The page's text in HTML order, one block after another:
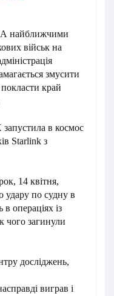
найближчими
військ на
змусити
край
в космос
Starlink з
14 квітня,
удару по судну в
операціях із
чого загинули
досліджень,
виграв і